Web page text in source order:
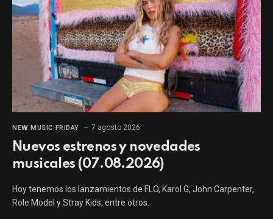
NEW MUSIC FRIDAY 7 agosto 2026
Nuevos estrenos y novedades
musicales (07.08.2026)
Hoy tenemos los lanzamientos de FLO, Karol G, John Carpenter,
Role Model y Stray Kids, entre otros.